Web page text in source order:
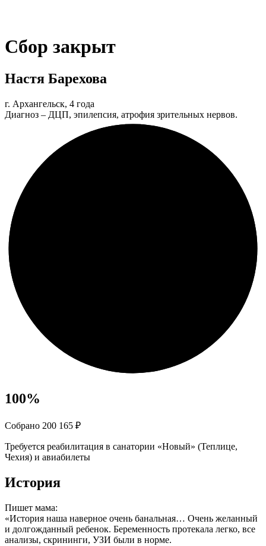
Сбор закрыт
Настя Барехова
г. Архангельск, 4 года
Диагноз – ДЦП, эпилепсия, атрофия зрительных нервов.
100%
Собрано 200 165 ₽
Требуется реабилитация в санатории «Новый» (Теплице,
Чехия) и авиабилеты
История
Пишет мама:
«История наша наверное очень банальная… Очень желанный
и долгожданный ребенок. Беременность протекала легко, все
анализы, скрининги, УЗИ были в норме.